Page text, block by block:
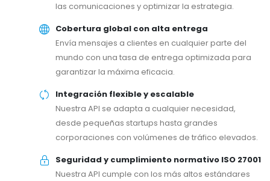
las comunicaciones y optimizar la estrategia.
Cobertura global con alta entrega
Envía mensajes a clientes en cualquier parte del
mundo con una tasa de entrega optimizada para
garantizar la máxima eficacia.
Integración flexible y escalable
Nuestra API se adapta a cualquier necesidad,
desde pequeñas startups hasta grandes
corporaciones con volúmenes de tráfico elevados.
Seguridad y cumplimiento normativo ISO 27001
Nuestra API cumple con los más altos estándares